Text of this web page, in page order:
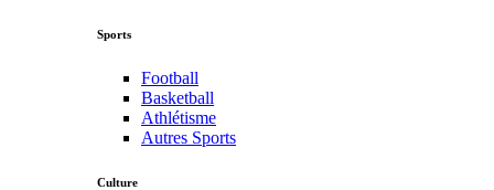
Sports
Football
Basketball
Athlétisme
Autres Sports
Culture